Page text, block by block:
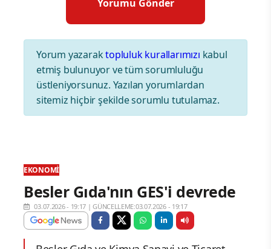
Yorum yazaraktopluluk kurallarımızı kabul
etmiş bulunuyor ve tüm sorumluluğu
üstleniyorsunuz. Yazılan yorumlardan
sitemiz hiçbir şekilde sorumlu tutulamaz.
EKONOMI
Besler Gıda'nın GES'i devrede
03.07.2026 - 19:17 |GÜNCELLEME:03.07.2026 - 19:17